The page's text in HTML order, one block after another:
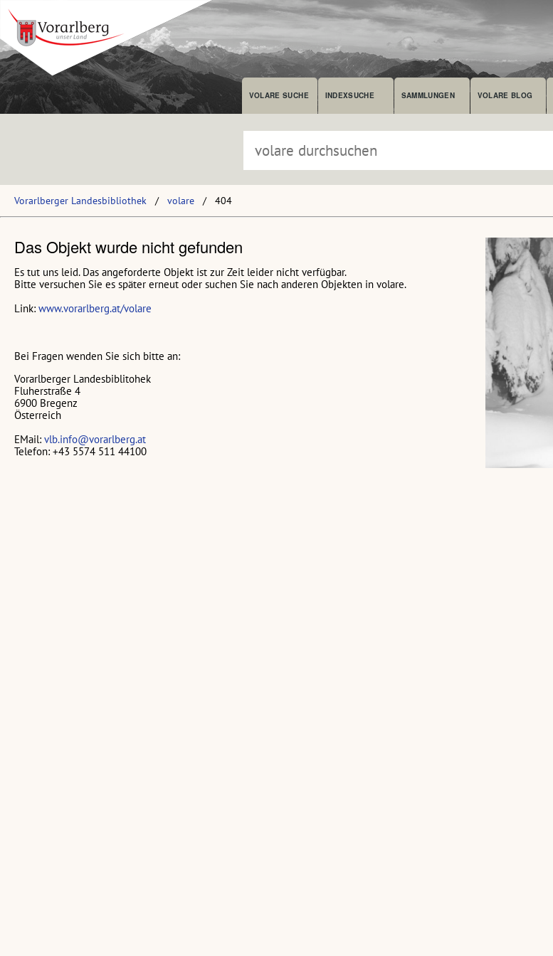
VOLARE SUCHE INDEXSUCHE SAMMLUNGEN VOLARE BLOG
Vorarlberger Landesbibliothek volare 404
Das Objekt wurde nicht gefunden
Es tut uns leid. Das angeforderte Objekt ist zur Zeit leider nicht verfügbar.
Bitte versuchen Sie es später erneut oder suchen Sie nach anderen Objekten in volare.
Link: www.vorarlberg.at/volare
Bei Fragen wenden Sie sich bitte an:
Vorarlberger Landesbiblitohek
Fluherstraße 4
6900 Bregenz
Österreich
EMail: vlb.info@vorarlberg.at
Telefon: +43 5574 511 44100